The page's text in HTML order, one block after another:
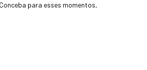
para esses momentos,